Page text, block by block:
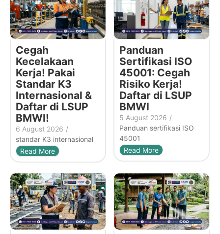
Cegah
Kecelakaan
Kerja! Pakai
Standar K3
Internasional &
Daftar di LSUP
BMWI!
6 August 2026 /
standar K3 internasional
Read More
Panduan
Sertifikasi ISO
45001: Cegah
Risiko Kerja!
Daftar di LSUP
BMWI
5 August 2026 /
Panduan sertifikasi ISO
45001
Read More